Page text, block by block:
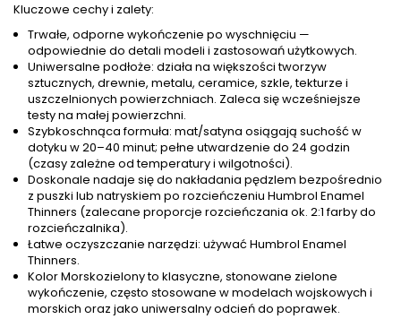
Kluczowe cechy i zalety:
Trwałe, odporne wykończenie po wyschnięciu —
odpowiednie do detali modeli i zastosowań użytkowych.
Uniwersalne podłoże: działa na większości tworzyw
sztucznych, drewnie, metalu, ceramice, szkle, tekturze i
uszczelnionych powierzchniach. Zaleca się wcześniejsze
testy na małej powierzchni.
Szybkoschnąca formuła: mat/satyna osiągają suchość w
dotyku w 20–40 minut; pełne utwardzenie do 24 godzin
(czasy zależne od temperatury i wilgotności).
Doskonale nadaje się do nakładania pędzlem bezpośrednio
z puszki lub natryskiem po rozcieńczeniu Humbrol Enamel
Thinners (zalecane proporcje rozcieńczania ok. 2:1 farby do
rozcieńczalnika).
Łatwe oczyszczanie narzędzi: używać Humbrol Enamel
Thinners.
Kolor Morskozielony to klasyczne, stonowane zielone
wykończenie, często stosowane w modelach wojskowych i
morskich oraz jako uniwersalny odcień do poprawek.